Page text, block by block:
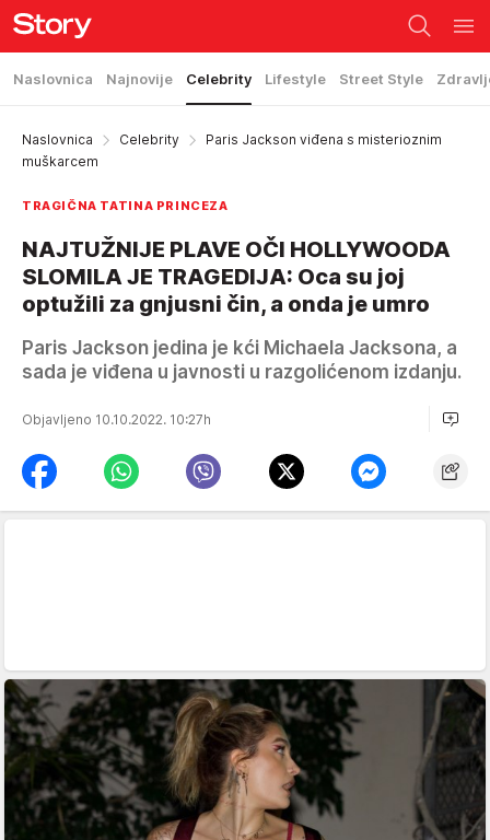
Naslovnica Najnovije Celebrity Lifestyle Street Style
Naslovnica Celebrity
Paris Jackson viđena s misterioznim
muškarcem
TRAGIČNA TATINA PRINCEZA
NAJTUŽNIJE PLAVE OČI HOLLYWOODA
SLOMILA JE TRAGEDIJA: Oca su joj
optužili za gnjusni čin, a onda je umro
Paris Jackson jedina je kći Michaela Jacksona, a
sada je viđena u javnosti u razgolićenom izdanju.
Objavljeno 10.10.2022. 10:27h